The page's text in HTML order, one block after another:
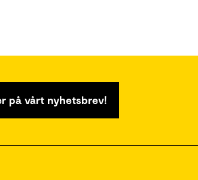
på vårt nyhetsbrev!